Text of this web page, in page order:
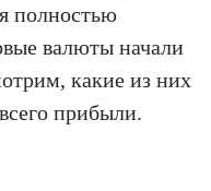
полностью
валюты начали
какие из них
прибыли.